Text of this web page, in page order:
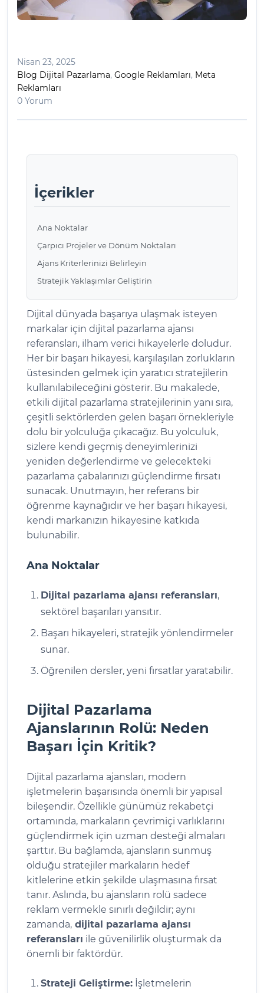
Nisan 23, 2025
Blog Dijital Pazarlama, Google Reklamları, Meta
Reklamları
0 Yorum
İçerikler
Ana Noktalar
Çarpıcı Projeler ve Dönüm Noktaları
Ajans Kriterlerinizi Belirleyin
Stratejik Yaklaşımlar Geliştirin
Dijital dünyada başarıya ulaşmak isteyen
markalar için dijital pazarlama ajansı
referansları, ilham verici hikayelerle doludur.
Her bir başarı hikayesi, karşılaşılan zorlukların
üstesinden gelmek için yaratıcı stratejilerin
kullanılabileceğini gösterir. Bu makalede,
etkili dijital pazarlama stratejilerinin yanı sıra,
çeşitli sektörlerden gelen başarı örnekleriyle
dolu bir yolculuğa çıkacağız. Bu yolculuk,
sizlere kendi geçmiş deneyimlerinizi
yeniden değerlendirme ve gelecekteki
pazarlama çabalarınızı güçlendirme fırsatı
sunacak. Unutmayın, her referans bir
öğrenme kaynağıdır ve her başarı hikayesi,
kendi markanızın hikayesine katkıda
bulunabilir.
Ana Noktalar
Dijital pazarlama ajansı referansları,
sektörel başarıları yansıtır.
Başarı hikayeleri, stratejik yönlendirmeler
sunar.
Öğrenilen dersler, yeni fırsatlar yaratabilir.
Dijital Pazarlama
Ajanslarının Rolü: Neden
Başarı İçin Kritik?
Dijital pazarlama ajansları, modern
işletmelerin başarısında önemli bir yapısal
bileşendir. Özellikle günümüz rekabetçi
ortamında, markaların çevrimiçi varlıklarını
güçlendirmek için uzman desteği almaları
şarttır. Bu bağlamda, ajansların sunmuş
olduğu stratejiler markaların hedef
kitlelerine etkin şekilde ulaşmasına fırsat
tanır. Aslında, bu ajansların rolü sadece
reklam vermekle sınırlı değildir; aynı
zamanda, dijital pazarlama ajansı
referansları ile güvenilirlik oluşturmak da
önemli bir faktördür.
Strateji Geliştirme: İşletmelerin